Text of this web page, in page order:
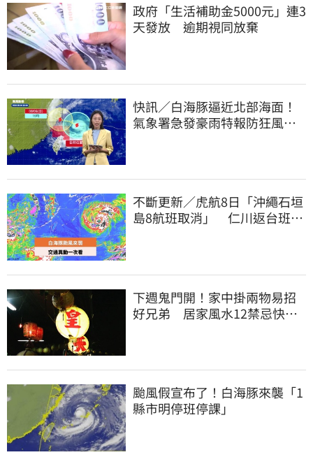
政府「生活補助金5000元」連3
天發放 逾期視同放棄
快訊／白海豚逼近北部海面！
氣象署急發豪雨特報防狂風巨
不斷更新／虎航8日「沖繩石垣
島8航班取消」 仁川返台班機
下週鬼門開！家中掛兩物易招
好兄弟 居家風水12禁忌快檢
颱風假宣布了！白海豚來襲「1
縣市明停班停課」